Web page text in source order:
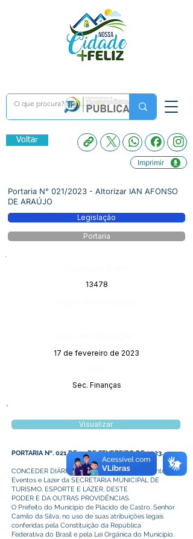
Voltar
Imprimir
Portaria N° 021/2023 - Altorizar IAN AFONSO
DE ARAÚJO
Legislação
Portaria
13478
17 de fevereiro de 2023
Sec. Finanças
Visualizar
PORTARIA Nº. 021 DE 14 DE FEVEREIRO DE 2023.
CONCEDER DIÁRIAS AO Diretor do Departamento de
Eventos e Lazer da SECRETARIA MUNICIPAL DE
TURISMO, ESPORTE E LAZER, DESTE
PODER E DA OUTRAS PROVIDÊNCIAS.
O Prefeito do Município de Plácido de Castro, Senhor
Camilo da Silva, no uso de suas atribuições legais
conferidas pela Constituição da República
Federativa do Brasil e pela Lei Orgânica do Município.